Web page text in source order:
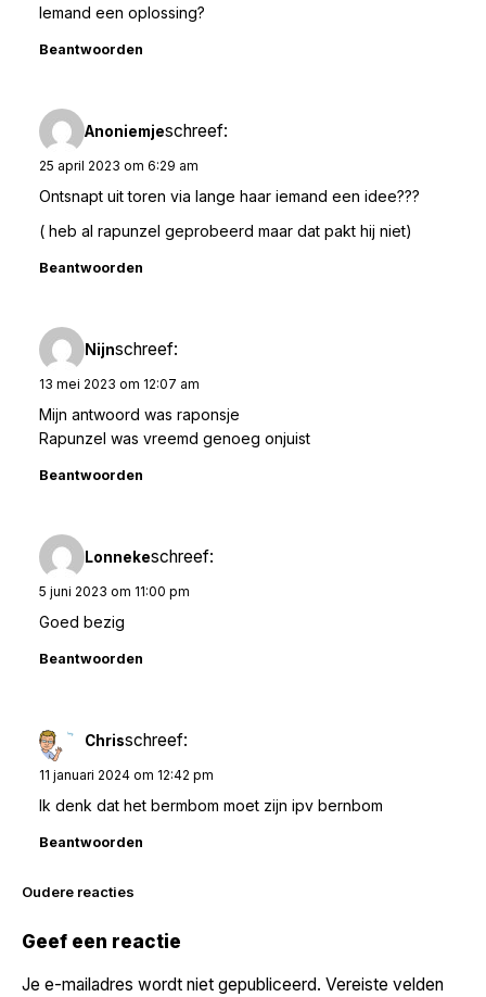
Iemand een oplossing?
Beantwoorden
Anoniemjeschreef:
25 april 2023 om 6:29 am
Ontsnapt uit toren via lange haar iemand een idee???
( heb al rapunzel geprobeerd maar dat pakt hij niet)
Beantwoorden
Nijnschreef:
13 mei 2023 om 12:07 am
Mijn antwoord was raponsje
Rapunzel was vreemd genoeg onjuist
Beantwoorden
Lonnekeschreef:
5 juni 2023 om 11:00 pm
Goed bezig
Beantwoorden
Chrisschreef:
11 januari 2024 om 12:42 pm
Ik denk dat het bermbom moet zijn ipv bernbom
Beantwoorden
Reacties
Oudere reacties
Geef een reactie
Je e-mailadres wordt niet gepubliceerd. Vereiste velden